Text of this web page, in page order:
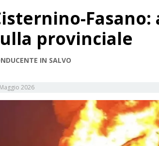
provinciale
IN SALVO
2026